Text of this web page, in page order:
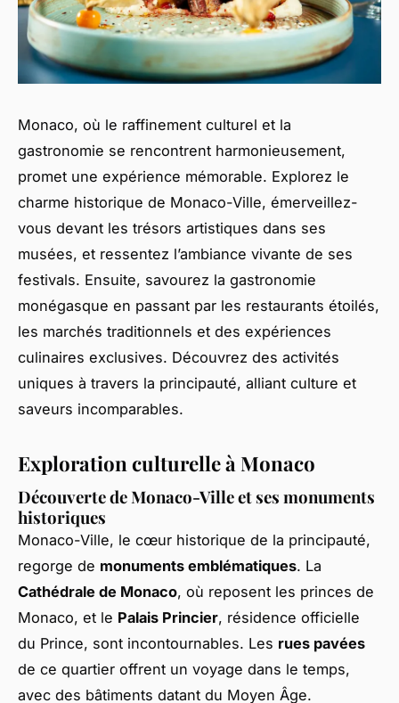
Monaco, où le raffinement culturel et la
gastronomie se rencontrent harmonieusement,
promet une expérience mémorable. Explorez le
charme historique de Monaco-Ville, émerveillez-
vous devant les trésors artistiques dans ses
musées, et ressentez l’ambiance vivante de ses
festivals. Ensuite, savourez la gastronomie
monégasque en passant par les restaurants étoilés,
les marchés traditionnels et des expériences
culinaires exclusives. Découvrez des activités
uniques à travers la principauté, alliant culture et
saveurs incomparables.
Exploration culturelle à Monaco
Découverte de Monaco-Ville et ses monuments
historiques
Monaco-Ville, le cœur historique de la principauté,
regorge de monuments emblématiques. La
Cathédrale de Monaco, où reposent les princes de
Monaco, et le Palais Princier, résidence officielle
du Prince, sont incontournables. Les rues pavées
de ce quartier offrent un voyage dans le temps,
avec des bâtiments datant du Moyen Âge.